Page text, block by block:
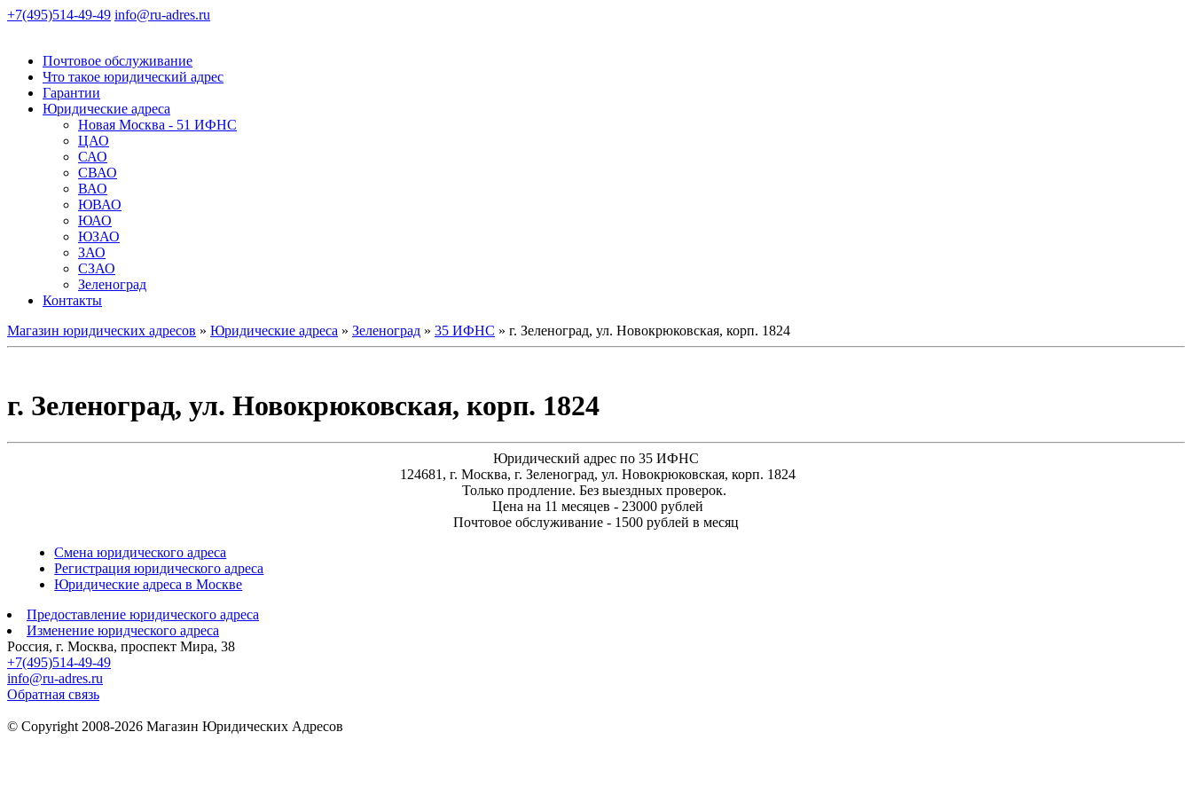
+7(495)514-49-49 info@ru-adres.ru
Почтовое обслуживание
Что такое юридический адрес
Гарантии
Юридические адреса
Новая Москва - 51 ИФНС
ЦАО
САО
СВАО
ВАО
ЮВАО
ЮАО
ЮЗАО
ЗАО
СЗАО
Зеленоград
Контакты
Магазин юридических адресов » Юридические адреса » Зеленоград » 35 ИФНС » г. Зеленоград, ул. Новокрюковская, корп. 1824
г. Зеленоград, ул. Новокрюковская, корп. 1824
Юридический адрес по 35 ИФНС
124681, г. Москва, г. Зеленоград, ул. Новокрюковская, корп. 1824
Только продление. Без выездных проверок.
Цена на 11 месяцев - 23000 рублей
Почтовое обслуживание - 1500 рублей в месяц
Смена юридического адреса
Регистрация юридического адреса
Юридические адреса в Москве
Предоставление юридического адреса
Изменение юридческого адреса
Россия, г. Москва, проспект Мира, 38
+7(495)514-49-49
info@ru-adres.ru
Обратная связь
© Сopyright 2008-2026 Магазин Юридических Адресов